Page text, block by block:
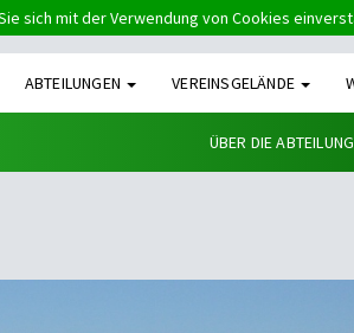
sich mit der Verwendung von Cookies
ABTEILUNGEN VEREINSGELÄNDE
ÜBER DIE ABTEILUNG